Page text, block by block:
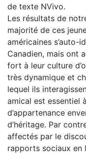
de texte NVivo.
Les résultats de
majorité de ces
américaines s’auto-
Canadien, mais ont
fort à leur culture
très dynamique et
lequel ils
amical est essentiel
d’appartenance
d’héritage. Par
affectés par le
rapports sociaux en